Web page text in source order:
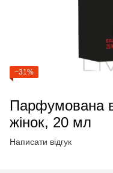
−31%
Парфумована
жінок, 20 мл
Написати відгук